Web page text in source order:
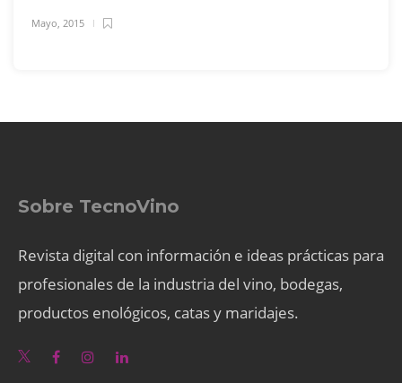
Mayo, 2015
Sobre TecnoVino
Revista digital con información e ideas prácticas para
profesionales de la industria del vino, bodegas,
productos enológicos, catas y maridajes.